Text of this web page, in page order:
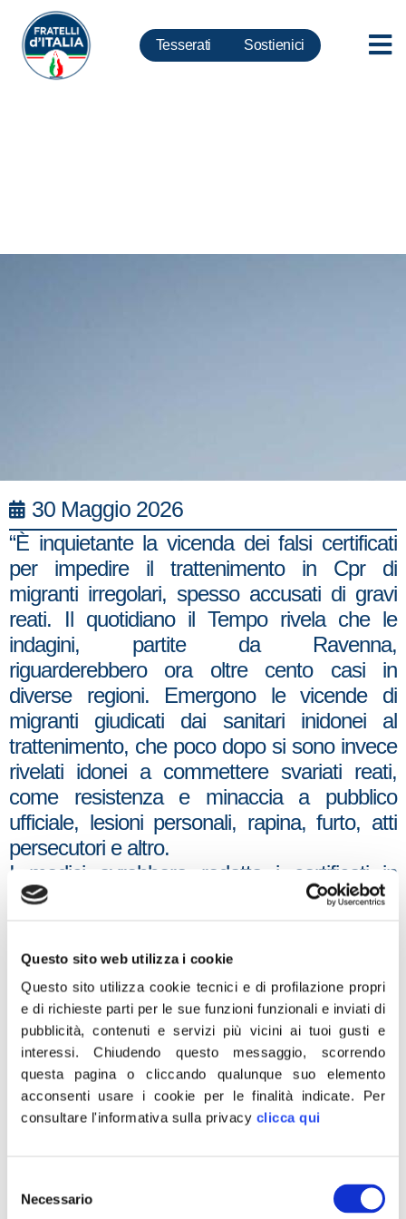
Questo sito web utilizza i cookie
Questo sito utilizza cookie tecnici e di profilazione propri
e di richieste parti per le sue funzioni funzionali e inviati di
pubblicità, contenuti e servizi più vicini ai tuoi gusti e
interessi.Chiudendo questo messaggio, scorrendo
questa pagina o cliccando qualunque suo elemento
acconsenti usare i cookie per le finalità indicate. Per
consultare l'informativa sulla privacy clicca qui
delNecessario
Tesserati Sostienici
30 Maggio 2026
“È inquietante la vicenda dei falsi certificati
per impedire il trattenimento in Cpr di
migranti irregolari, spesso accusati di gravi
reati. Il quotidiano il Tempo rivela che le
indagini, partite da Ravenna,
riguarderebbero ora oltre cento casi in
diverse regioni. Emergono le vicende di
migranti giudicati dai sanitari inidonei al
trattenimento, che poco dopo si sono invece
rivelati idonei a commettere svariati reati,
come resistenza e minaccia a pubblico
ufficiale, lesioni personali, rapina, furto, atti
persecutori e altro.
I medici avrebbero redatto i certificati in
un’ottica di aperta contestazione del sistema
mettendosi d’accordo fra di loro. Esprimo un
plauso a coloro che stanno conducendo le
indagini e annuncio che Fratelli d’Italia
presenterà interrogazioni sull’argomento. Mi
aspetto altresì provvedimenti da parte dei
competenti Ordini dei medici, in quanto quei
sanitari avrebbero usato le prerogative della
loro nobile professione per finalità illegali e
incessantemente per contrastare
l’immigrazione illegale e non è accettabile